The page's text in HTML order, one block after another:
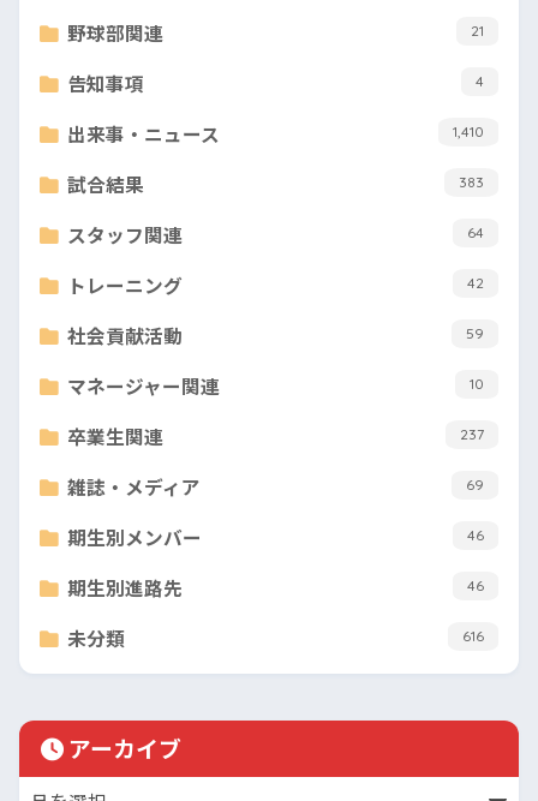
野球部関連 21
告知事項 4
出来事・ニュース 1,410
試合結果 383
スタッフ関連 64
トレーニング 42
社会貢献活動 59
マネージャー関連 10
卒業生関連 237
雑誌・メディア 69
期生別メンバー 46
期生別進路先 46
未分類 616
アーカイブ